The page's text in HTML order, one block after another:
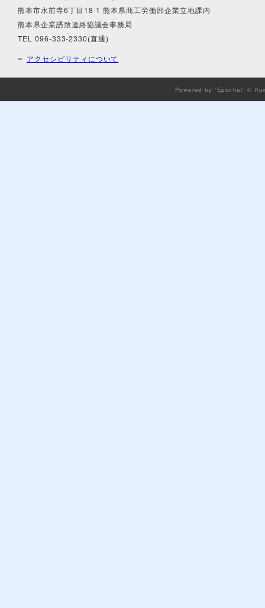
熊本市水前寺6丁目18-1 熊本県商工労働部企業立地課内
熊本県企業誘致連絡協議会事務局
TEL 096-333-2330(直通)
アクセシビリティについて
Powered by 'Epochal' ©